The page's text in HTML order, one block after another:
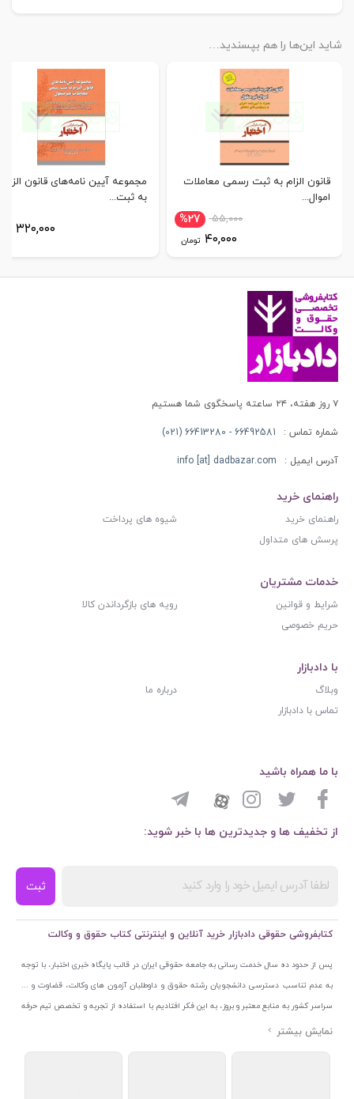
شاید این‌ها را هم بپسندید…
قانون الزام به ثبت رسمی معاملات
اموال...
%27 ۵۵,۰۰۰
۴۰,۰۰۰ تومان
مجموعه آیین نامه‌های قانون الزام
به ثبت...
۳۲۰,۰۰۰
۷ روز هفته، ۲۴ ساعته پاسخگوی شما هستیم
شماره تماس : 66492581 - 66413280 (021)
آدرس ایمیل : info [at] dadbazar.com
راهنمای خرید
راهنمای خرید
شیوه های پرداخت
پرسش های متداول
خدمات مشتریان
شرایط و قوانین
رویه های بازگرداندن کالا
حریم خصوصی
با دادبازار
وبلاگ
درباره ما
تماس با دادبازار
از تخفیف ها و جدیدترین ها با خبر شوید:
ثبت
با ما همراه باشید
کتابفروشی حقوقی دادبازار خرید آنلاین و اینترنتی کتاب حقوق و وکالت
پس از حدود ده سال خدمت رسانی به جامعه حقوقی ایران در قالب پایگاه خبری اختبار، با توجه
به عدم تناسب دسترسی دانشجویان رشته حقوق و داوطلبان آزمون های وکالت، قضاوت و ...
سراسر کشور به منابع معتبر و بروز، به این فکر افتادیم با استفاده از تجربه و تخصص تیم حرفه
ای اختبار خدمتی جدید به جامعه حقوقی ایران ارائه کنیم. به این منظور با راه اندازی و تجهیز